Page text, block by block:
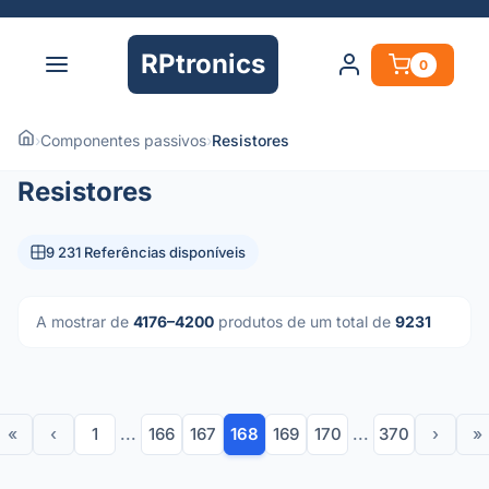
RPtronics 0
›Componentes passivos›Resistores
Resistores
9 231 Referências disponíveis
A mostrar de 4176–4200 produtos de um total de 9231
« ‹ 1 ... 166 167 168 169 170 ... 370 › »